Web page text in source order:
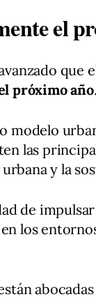
el
que
próximo año.
modelo
las
y la
de
los
abocadas